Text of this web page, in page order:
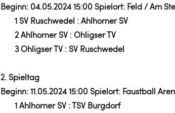
Beginn: 04.05.2024 15:00 Spielort: Feld / Am
1 SV Ruschwedel : Ahlhorner SV
2 Ahlhorner SV : Ohligser TV
3 Ohligser TV : SV Ruschwedel
2. Spieltag
Beginn: 11.05.2024 15:00 Spielort: Faustball
1 Ahlhorner SV : TSV Burgdorf